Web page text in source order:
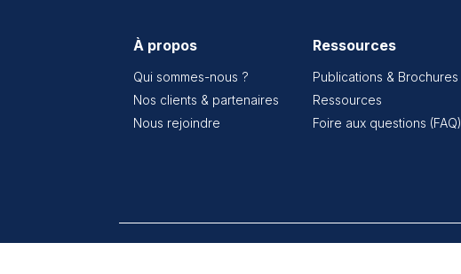
À propos
Qui sommes-nous ?
Nos clients & partenaires
Nous rejoindre
Ressources
Publications & Brochures
Ressources
Foire aux questions (FAQ)